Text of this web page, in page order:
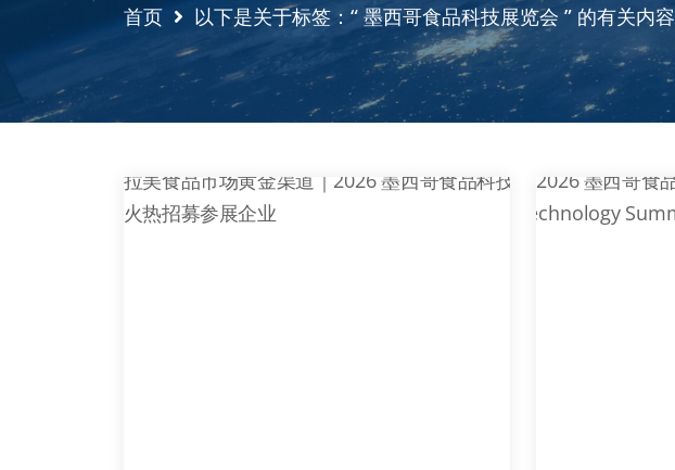
首页 以下是关于标签：“ 墨西哥食品科技展览会 ” 的有关内容